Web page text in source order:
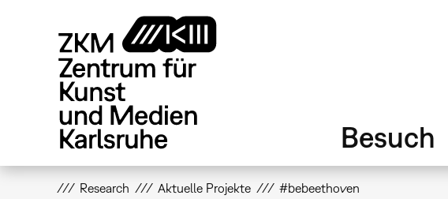
Besuch
Research Aktuelle Projekte #bebeethoven